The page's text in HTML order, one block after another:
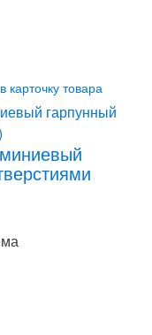
карточку товара